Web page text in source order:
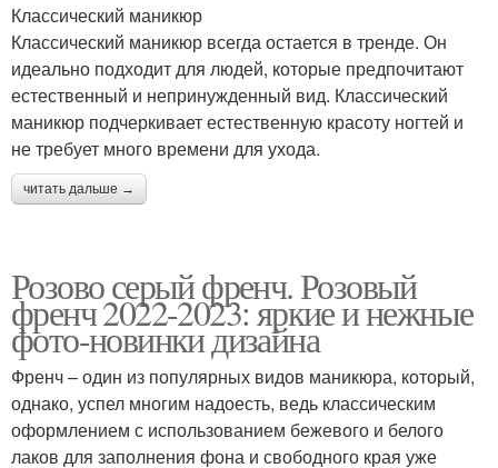
Классический маникюр
Классический маникюр всегда остается в тренде. Он
идеально подходит для людей, которые предпочитают
естественный и непринужденный вид. Классический
маникюр подчеркивает естественную красоту ногтей и
не требует много времени для ухода.
читать дальше →
Розово серый френч. Розовый
френч 2022-2023: яркие и нежные
фото-новинки дизайна
Френч – один из популярных видов маникюра, который,
однако, успел многим надоесть, ведь классическим
оформлением с использованием бежевого и белого
лаков для заполнения фона и свободного края уже